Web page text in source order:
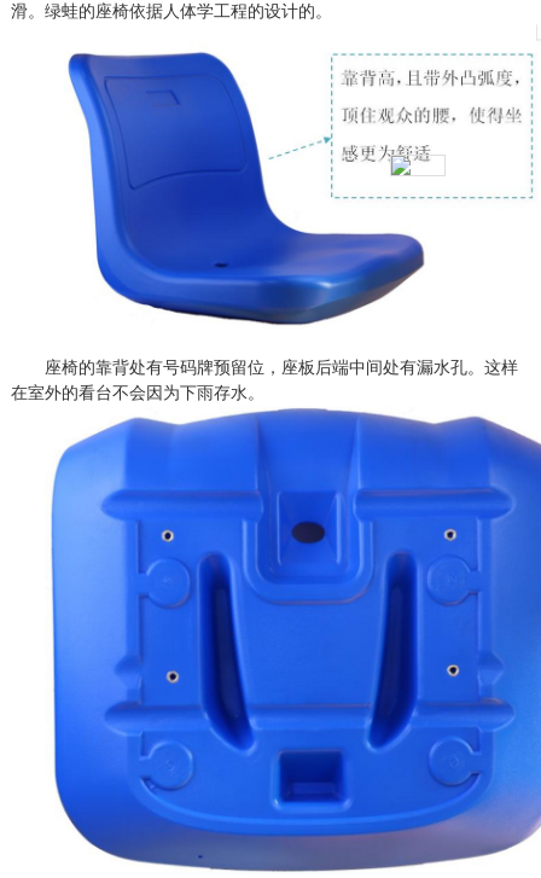
滑。绿蛙的座椅依据人体学工程的设计的。
座椅的靠背处有号码牌预留位，座板后端中间处有漏水孔。这样
在室外的看台不会因为下雨存水。